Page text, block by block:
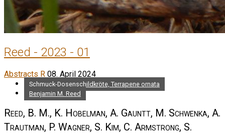
Reed - 2023 - 01
Abstracts R 08. April 2024
Schmuck-Dosenschildkröte, Terrapene ornata
Benjamin M. Reed
Reed, B. M., K. Hobelman, A. Gauntt, M. Schwenka, A.
Trautman, P. Wagner, S. Kim, C. Armstrong, S.